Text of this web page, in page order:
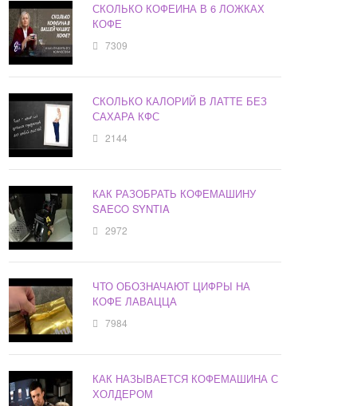
СКОЛЬКО КОФЕИНА В 6 ЛОЖКАХ
КОФЕ
7309
СКОЛЬКО КАЛОРИЙ В ЛАТТЕ БЕЗ
САХАРА КФС
2144
КАК РАЗОБРАТЬ КОФЕМАШИНУ
SAECO SYNTIA
2972
ЧТО ОБОЗНАЧАЮТ ЦИФРЫ НА
КОФЕ ЛАВАЦЦА
7984
КАК НАЗЫВАЕТСЯ КОФЕМАШИНА С
ХОЛДЕРОМ